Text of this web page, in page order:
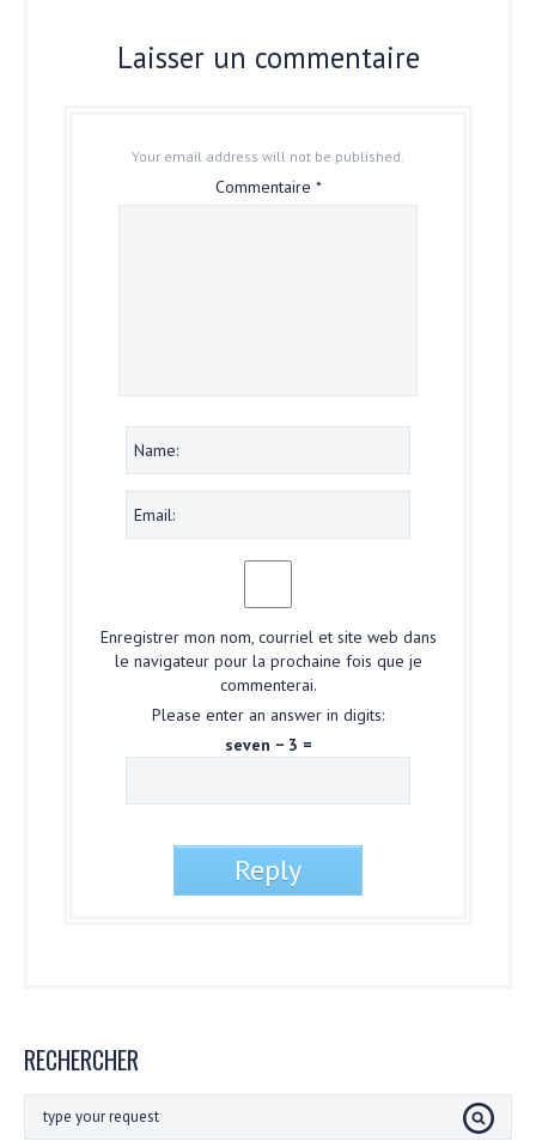
Laisser un commentaire
Your email address will not be published.
Commentaire *
Enregistrer mon nom, courriel et site web dans
le navigateur pour la prochaine fois que je
commenterai.
Please enter an answer in digits:
seven − 3 =
RECHERCHER